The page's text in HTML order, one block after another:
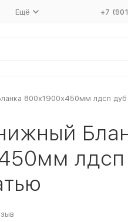
Ещё +7
800х1900х450мм лдсп